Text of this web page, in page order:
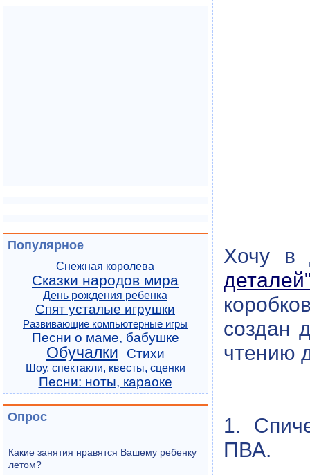
Хочу в
создан
чтению
1.
ПВА.
Популярное
Снежная королева
Сказки народов мира
День рождения ребенка
Спят усталые игрушки
Развивающие компьютерные игры
Песни о маме, бабушке
Обучалки Стихи
Шоу, спектакли, квесты, сценки
Песни: ноты, караоке
Опрос
Какие занятия нравятся Вашему ребенку
летом?